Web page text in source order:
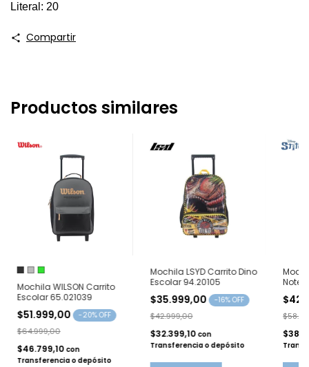
Literal: 20
Compartir
Productos similares
Mochila WILSON Carrito
Escolar 65.021039
$51.999,00 -20% OFF
$64.999,00
$46.799,10 con
Transferencia o depósito
Mochila LSYD Carrito Dino
Escolar 94.20105
$35.999,00 -16% OFF
$42.999,00
$32.399,10 con
Transferencia o depósito